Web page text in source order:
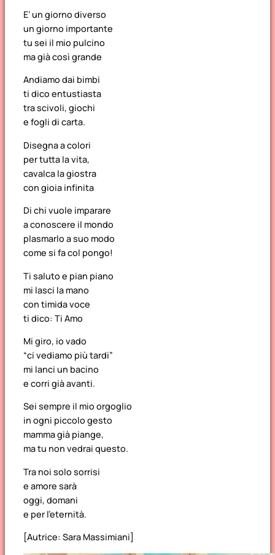
E’ un giorno diverso
un giorno importante
tu sei il mio pulcino
ma già così grande
Andiamo dai bimbi
ti dico entustiasta
tra scivoli, giochi
e fogli di carta.
Disegna a colori
per tutta la vita,
cavalca la giostra
con gioia infinita
Di chi vuole imparare
a conoscere il mondo
plasmarlo a suo modo
come si fa col pongo!
Ti saluto e pian piano
mi lasci la mano
con timida voce
ti dico: Ti Amo
Mi giro, io vado
“ci vediamo più tardi”
mi lanci un bacino
e corri già avanti.
Sei sempre il mio orgoglio
in ogni piccolo gesto
mamma già piange,
ma tu non vedrai questo.
Tra noi solo sorrisi
e amore sarà
oggi, domani
e per l’eternità.
[Autrice: Sara Massimiani]